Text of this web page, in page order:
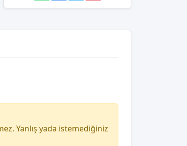
Yanlış yada istemediğiniz